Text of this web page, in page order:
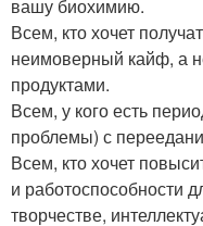
вашу биохимию.
Всем, кто хочет
неимоверный кайф, а
продуктами.
Всем, у кого есть
проблемы) с
Всем, кто хочет
и работоспособности
творчестве,